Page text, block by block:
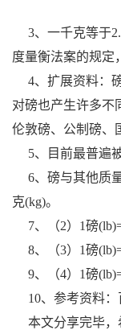
3、一千克等于
度量衡法案的规定
4、扩展资料：
对磅也产生许多不
伦敦磅、公制磅、
5、目前最普遍
6、磅与其他质
克(kg)。
7、（2）1磅
8、（3）1磅
9、（4）1磅
10、参考资料
本文分享完毕，